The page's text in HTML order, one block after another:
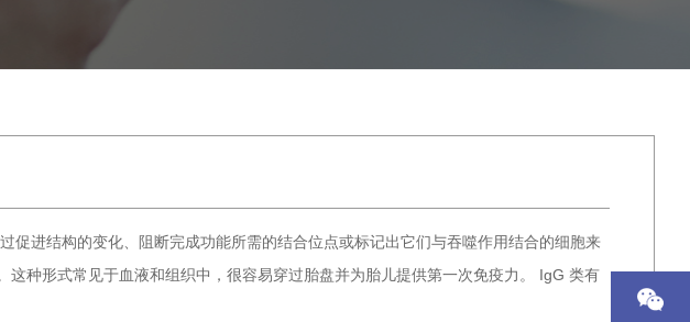
进结构的变化、阻断完成功能所需的结合位点或标记出它们与吞噬作用结合的细胞来
种形式常见于血液和组织中，很容易穿过胎盘并为胎儿提供第一次免疫力。 IgG 类有